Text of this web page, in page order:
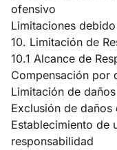
ofensivo
Limitaciones
10. Limitación de
10.1 Alcance de
Compensación por
Limitación de
Exclusión de daños
Establecimiento de
responsabilidad